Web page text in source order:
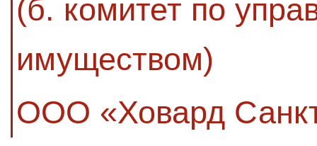
(б. комитет по
имуществом)
ООО «Ховард